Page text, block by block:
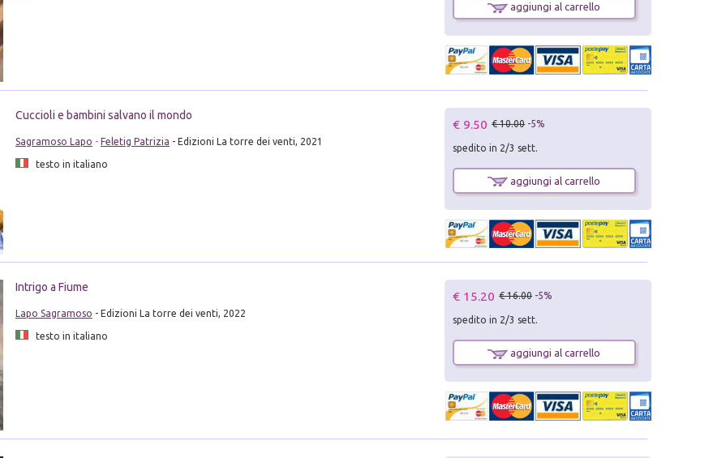
aggiungi al carrello
Cuccioli e bambini salvano il mondo
Sagramoso Lapo - Feletig Patrizia - Edizioni La torre dei venti, 2021
testo in italiano
€ 9.50 € 10.00 -5%
spedito in 2/3 sett.
aggiungi al carrello
Intrigo a Fiume
Lapo Sagramoso - Edizioni La torre dei venti, 2022
testo in italiano
€ 15.20 € 16.00 -5%
spedito in 2/3 sett.
aggiungi al carrello